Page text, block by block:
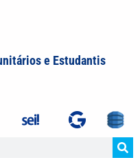
e Estudantis